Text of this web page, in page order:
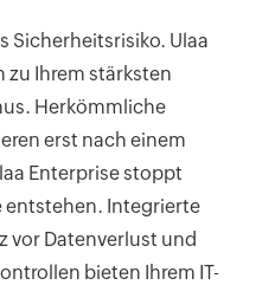
Sicherheitsrisiko. Ulaa
zu Ihrem stärksten
Herkömmliche
erst nach einem
Enterprise stoppt
entstehen. Integrierte
vor Datenverlust und
bieten Ihrem IT-